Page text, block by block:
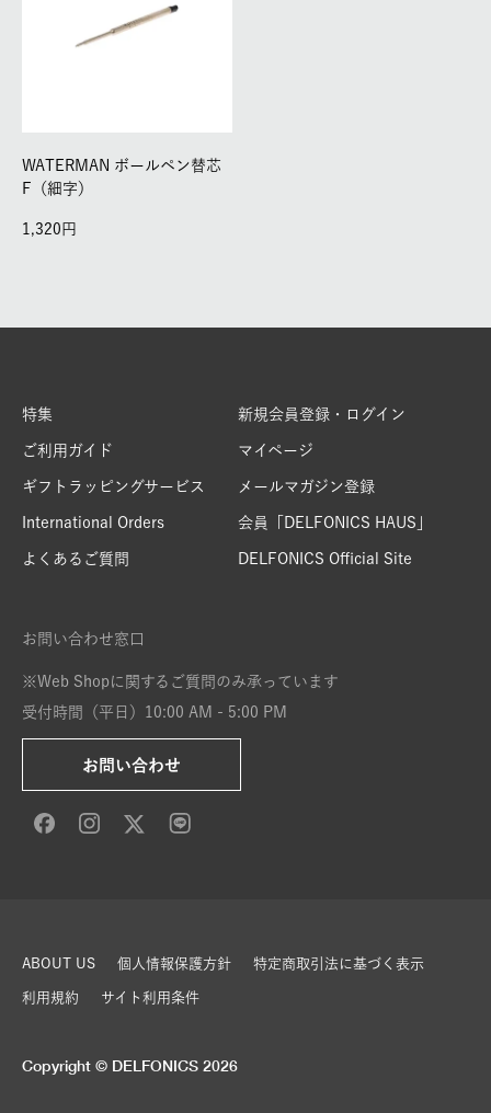
WATERMAN ボールペン替芯
F（細字）
1,320
特集
ご利用ガイド
ギフトラッピングサービス
International Orders
よくあるご質問
新規会員登録・ログイン
マイページ
メールマガジン登録
会員「DELFONICS HAUS」
DELFONICS Official Site
お問い合わせ窓口
※Web Shopに関するご質問のみ承っています
受付時間（平日）10:00 AM - 5:00 PM
お問い合わせ
ABOUT US 個人情報保護方針 特定商取引法に基づく表示
利用規約 サイト利用条件
Copyright © DELFONICS 2026